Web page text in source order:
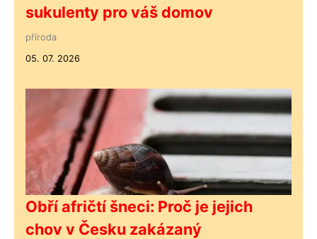
sukulenty pro váš domov
příroda
05. 07. 2026
Obří afričtí šneci: Proč je jejich
chov v Česku zakázaný